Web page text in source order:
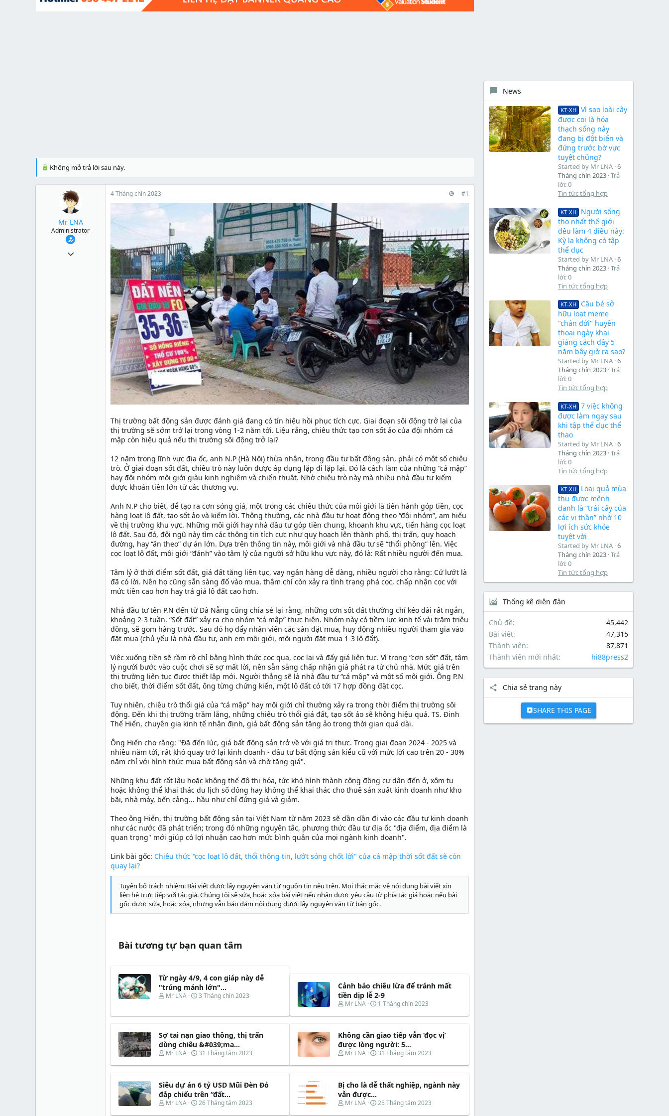
t
Không mở trả lời sau này.
Mr LNA
Administrator
4 Tháng chín 2023 #1
Thị trường bất động sản được đánh giá đang có tín hiệu hồi phục tích cực. Giai đoạn sôi động trở lại của
thị trường sẽ sớm trở lại trong vòng 1-2 năm tới. Liệu rằng, chiêu thức tạo cơn sốt ảo của đội nhóm cá
mập còn hiệu quả nếu thị trường sôi động trở lại?
12 năm trong lĩnh vực địa ốc, anh N.P (Hà Nội) thừa nhận, trong đầu tư bất động sản, phải có một số chiêu
trò. Ở giai đoạn sốt đất, chiêu trò này luôn được áp dụng lặp đi lặp lại. Đó là cách làm của những “cá mập”
hay đội nhóm môi giới giàu kinh nghiệm và chiến thuật. Nhờ chiêu trò này mà nhiều nhà đầu tư kiếm
được khoản tiền lớn từ các thương vụ.
Anh N.P cho biết, để tạo ra cơn sóng giả, một trong các chiêu thức của môi giới là tiến hành góp tiền, cọc
hàng loạt lô đất, tạo sốt ảo và kiếm lời. Thông thường, các nhà đầu tư hoạt động theo “đội nhóm”, am hiểu
về thị trường khu vực. Những môi giới hay nhà đầu tư góp tiền chung, khoanh khu vực, tiến hàng cọc loạt
lô đất. Sau đó, đội ngũ này tìm các thông tin tích cực như quy hoạch lên thành phố, thị trấn, quy hoạch
đường, hay “ăn theo” dự án lớn. Dựa trên thông tin này, môi giới và nhà đầu tư sẽ “thổi phồng” lên. Việc
cọc loạt lô đất, môi giới “đánh” vào tâm lý của người sở hữu khu vực này, đó là: Rất nhiều người đến mua.
Tâm lý ở thời điểm sốt đất, giá đất tăng liên tục, vay ngân hàng dễ dàng, nhiều người cho rằng: Cứ lướt là
đã có lời. Nên họ cũng sẵn sàng đổ vào mua, thậm chí còn xảy ra tình trạng phá cọc, chấp nhận cọc với
mức tiền cao hơn hay trả giá lô đất cao hơn.
Nhà đầu tư tên P.N đến từ Đà Nẵng cũng chia sẻ lại rằng, những cơn sốt đất thường chỉ kéo dài rất ngắn,
khoảng 2-3 tuần. “Sốt đất” xảy ra cho nhóm “cá mập” thực hiện. Nhóm này có tiềm lực kinh tế vài trăm triệu
đồng, sẽ gom hàng trước. Sau đó họ đẩy nhân viên các sàn đặt mua, huy động nhiều người tham gia vào
đặt mua (chủ yếu là nhà đầu tư, anh em mỗi giới, mỗi người đặt mua 1-3 lô đất).
Việc xuống tiền sẽ rầm rộ chỉ bằng hình thức cọc qua, cọc lại và đẩy giá liên tục. Vì trong “cơn sốt” đất, tâm
lý người bước vào cuộc chơi sẽ sợ mất lời, nên sẵn sàng chấp nhận giá phát ra từ chủ nhà. Mức giá trên
thị trường liên tục được thiết lập mới. Người thắng sẽ là nhà đầu tư “cá mập” và một số môi giới. Ông P.N
cho biết, thời điểm sốt đất, ông từng chứng kiến, một lô đất có tới 17 hợp đồng đặt cọc.
Tuy nhiên, chiêu trò thổi giá của “cá mập” hay môi giới chỉ thường xảy ra trong thời điểm thị trường sôi
động. Đến khi thị trường trầm lắng, những chiêu trò thổi giá đất, tạo sốt ảo sẽ không hiệu quả. TS. Đinh
Thế Hiển, chuyên gia kinh tế nhận định, giá bất động sản tăng ảo trong thời gian quá dài.
Ông Hiển cho rằng: "Đã đến lúc, giá bất động sản trở về với giá trị thực. Trong giai đoạn 2024 - 2025 và
nhiều năm tới, rất khó quay trở lại kinh doanh - đầu tư bất động sản kiểu cũ với mức lời cao trên 20 - 30%
năm chỉ với hình thức mua bất động sản và chờ tăng giá".
Những khu đất rất lâu hoặc không thể đô thị hóa, tức khó hình thành cộng đồng cư dân đến ở, xôm tụ
hoặc không thể khai thác du lịch số đông hay không thể khai thác cho thuê sản xuất kinh doanh như kho
bãi, nhà máy, bến cảng... hầu như chỉ đứng giá và giảm.
Theo ông Hiển, thị trường bất động sản tại Việt Nam từ năm 2023 sẽ dần dần đi vào các đầu tư kinh doanh
như các nước đã phát triển; trong đó những nguyên tắc, phương thức đầu tư địa ốc "địa điểm, địa điểm là
quan trọng" mới giúp có lợi nhuận cao hơn mức bình quân của mọi ngành kinh doanh".
Link bài gốc: Chiêu thức “cọc loạt lô đất, thổi thông tin, lướt sóng chốt lời" của cá mập thời sốt đất sẽ còn
quay lại?
Tuyên bố trách nhiệm: Bài viết được lấy nguyên văn từ nguồn tin nêu trên. Mọi thắc mắc về nội dung bài viết xin
liên hệ trực tiếp với tác giả. Chúng tôi sẽ sửa, hoặc xóa bài viết nếu nhận được yêu cầu từ phía tác giả hoặc nếu bài
gốc được sửa, hoặc xóa, nhưng vẫn bảo đảm nội dung được lấy nguyên văn từ bản gốc.
Bài tương tự bạn quan tâm
Từ ngày 4/9, 4 con giáp này dễ
"trúng mánh lớn"...
T
e
d
s
t
r
e
r
Mr LNA
N
y
ắ
t
đ
u
3 Tháng chín 2023
Cảnh báo chiêu lừa để tránh mất
tiền dịp lễ 2-9
T
r
a
d
s
a
e
r
Mr LNA
N
à
b
ắ
t
ầ
1 Tháng chín 2023
Sợ tai nạn giao thông, thị trấn
dùng chiêu &#039;ma...
T
r
a
d
s
Mr LNA
N
à
b
ắ
t
31 Tháng tám 2023
Không cần giao tiếp vẫn ‘đọc vị’
được lòng người: 5...
T
r
a
d
s
Mr LNA
N
à
b
t
31 Tháng tám 2023
Siêu dự án 6 tỷ USD Mũi Đèn Đỏ
đắp chiếu trên “đất...
T
Mr LNA
N
26 Tháng tám 2023
Bị cho là dễ thất nghiệp, ngành này
vẫn được...
T
Mr LNA
N
25 Tháng tám 2023
News
KT-XH
Vì sao loài cây
được coi là hóa
thạch sống này
đang bị đột biến và
đứng trước bờ vực
tuyệt chủng?
Started by Mr LNA 6
Tháng chín 2023 Trả
lời: 0
Tin tức tổng hợp
KT-XH
Người sống
thọ nhất thế giới
đều làm 4 điều này:
Kỳ lạ không có tập
thể dục
Started by Mr LNA 6
Tháng chín 2023 Trả
lời: 0
Tin tức tổng hợp
KT-XH
Cậu bé sở
hữu loạt meme
"chán đời" huyền
thoại ngày khai
giảng cách đây 5
năm bây giờ ra sao?
Started by Mr LNA 6
Tháng chín 2023 Trả
lời: 0
Tin tức tổng hợp
KT-XH
7 việc không
được làm ngay sau
khi tập thể dục thể
thao
Started by Mr LNA 6
Tháng chín 2023 Trả
lời: 0
Tin tức tổng hợp
KT-XH
Loại quả mùa
thu được mệnh
danh là “trái cây của
các vị thần” nhờ 10
lợi ích sức khỏe
tuyệt vời
Started by Mr LNA 6
Tháng chín 2023 Trả
lời: 0
Tin tức tổng hợp
Thống kê diễn đàn
Chủ đề
45,442
Bài viết
47,315
Thành viên
87,871
Thành viên mới nhất
hi88press2
Chia sẻ trang này
SHARE THIS PAGE